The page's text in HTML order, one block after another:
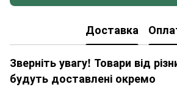
Доставка
Зверніть увагу! Товари від
будуть доставлені окремо